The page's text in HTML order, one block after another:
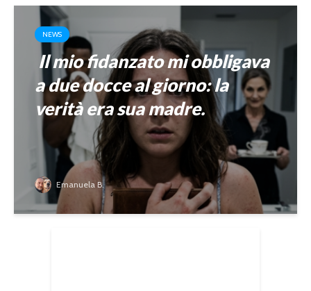
NEWS
Il mio fidanzato mi obbligava
a due docce al giorno: la
verità era sua madre.
Emanuela B.